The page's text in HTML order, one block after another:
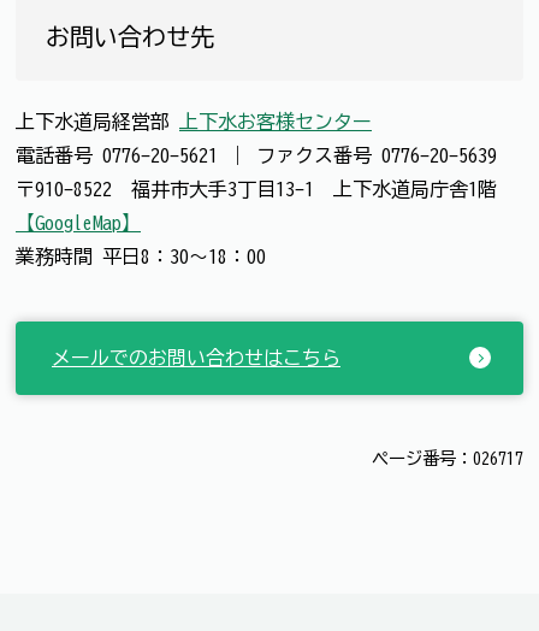
お問い合わせ先
上下水道局経営部
上下水お客様センター
電話番号 0776-20-5621 ファクス番号 0776-20-5639
〒910-8522 福井市大手3丁目13-1 上下水道局庁舎1階
【GoogleMap】
業務時間 平日8：30～18：00
メールでのお問い合わせはこちら
ページ番号：026717